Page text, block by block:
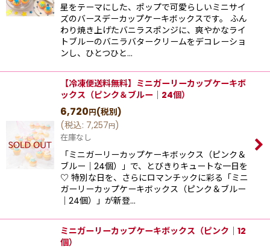
星をテーマにした、ポップで可愛らしいミニサイ
ズのバースデーカップケーキボックスです。 ふん
わり焼き上げたバニラスポンジに、爽やかなライ
トブルーのバニラバタークリームをデコレーショ
ンし、ひとつひと…
【冷凍便送料無料】ミニガーリーカップケーキボ
ックス（ピンク＆ブルー｜24個）
6,720円(税別)
(税込: 7,257円)
在庫なし
「ミニガーリーカップケーキボックス（ピンク＆
ブルー｜24個）」で、とびきりキュートな一日を
♡ 特別な日を、さらにロマンチックに彩る「ミニ
ガーリーカップケーキボックス（ピンク＆ブルー
｜24個）」が新登…
ミニガーリーカップケーキボックス（ピンク｜12
個）